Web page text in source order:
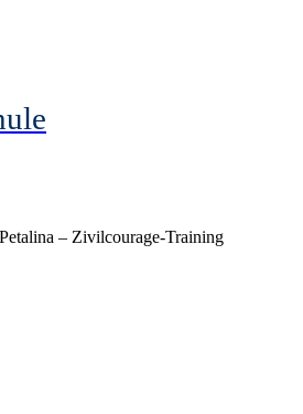
Petalina – Zivilcourage-Training